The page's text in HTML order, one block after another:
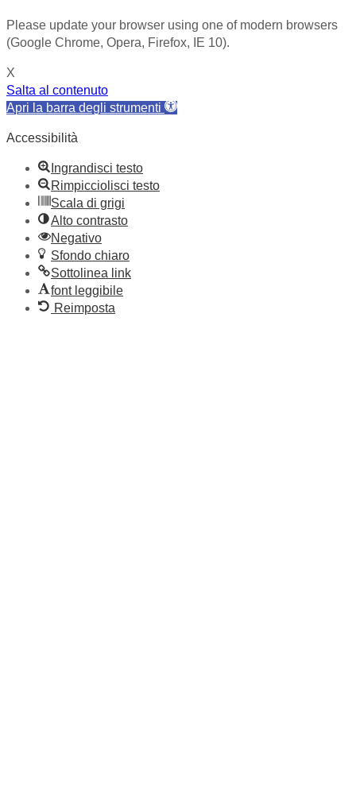
Please update your browser using one of modern browsers
(Google Chrome, Opera, Firefox, IE 10).
X
Salta al contenuto
Apri la barra degli strumenti
Accessibilità
Ingrandisci testo
Rimpicciolisci testo
Scala di grigi
Alto contrasto
Negativo
Sfondo chiaro
Sottolinea link
font leggibile
Reimposta